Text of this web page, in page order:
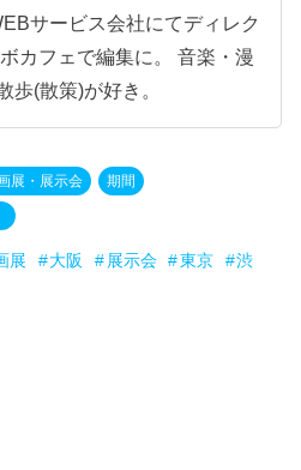
サービス会社にてディレク
カフェで編集に。 音楽・漫
歩(散策)が好き。
展・展示会 期間
展 大阪 展示会 東京
渋